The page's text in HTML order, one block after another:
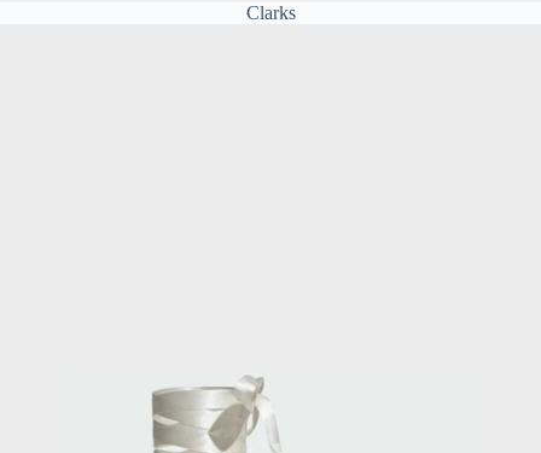
Clarks